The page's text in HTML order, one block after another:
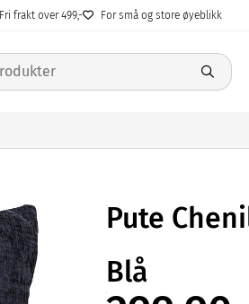
Fri frakt over 499,- For små og store øyeblikk
Pute
Blå